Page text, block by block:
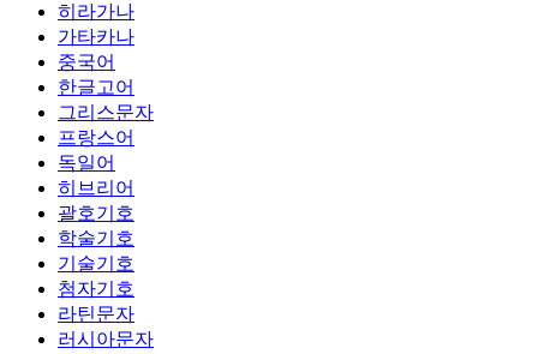
히라가나
가타카나
중국어
한글고어
그리스문자
프랑스어
독일어
히브리어
괄호기호
학술기호
기술기호
첨자기호
라틴문자
러시아문자